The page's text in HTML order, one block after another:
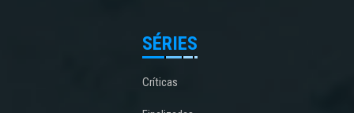
SÉRIES
Críticas